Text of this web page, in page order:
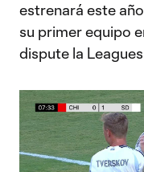
estrenará este
su primer equipo
dispute la